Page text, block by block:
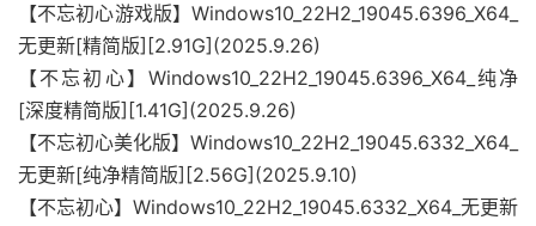
【不忘初心游戏版】Windows10_22H2_19045.6396_X64_
无更新[精简版][2.91G](2025.9.26)
【不忘初心】Windows10_22H2_19045.6396_X64_纯净
[深度精简版][1.41G](2025.9.26)
【不忘初心美化版】Windows10_22H2_19045.6332_X64_
无更新[纯净精简版][2.56G](2025.9.10)
【不忘初心】Windows10_22H2_19045.6332_X64_无更新